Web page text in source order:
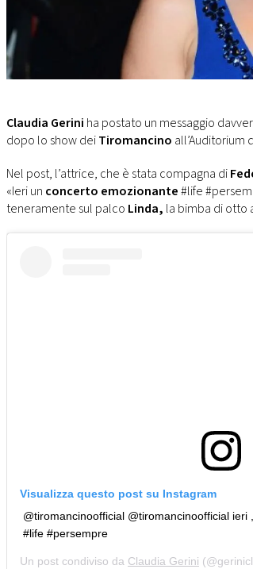
MONACO
RMC
Claudia Gerini ha postato un messaggio
dopo lo show deiTiromancino all’Auditorium
Nel post, l’attrice, che è stata compagna di
«Ieri un concerto emozionante#life
teneramente sul palco Linda, la bimba di otto
Visualizza questo post su Instagram
@tiromancinoofficial @tiromancinoofficial
#life #persempre
Un post condiviso da Claudia Gerini